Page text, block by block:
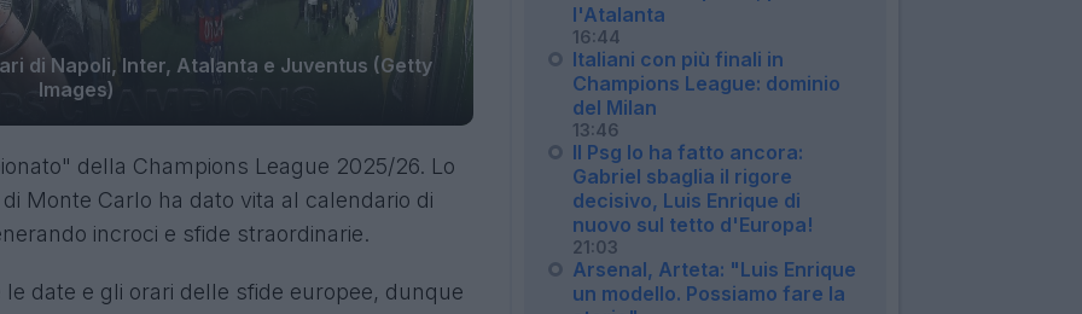
di Napoli, Inter, Atalanta e Juventus (Getty
Images)
della Champions League 2025/26. Lo
Monte Carlo ha dato vita al calendario di
incroci e sfide straordinarie.
date e gli orari delle sfide europee, dunque
l'Atalanta
16:44
Italiani con più finali in
Champions League: dominio
del Milan
13:46
Il Psg lo ha fatto ancora:
Gabriel sbaglia il rigore
decisivo, Luis Enrique di
nuovo sul tetto d'Europa!
21:03
Arsenal, Arteta: "Luis Enrique
un modello. Possiamo fare la